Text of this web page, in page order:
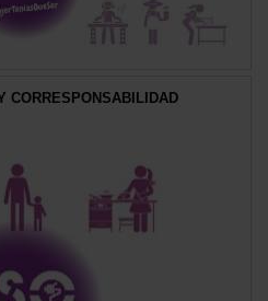
CORRESPONSABILIDAD